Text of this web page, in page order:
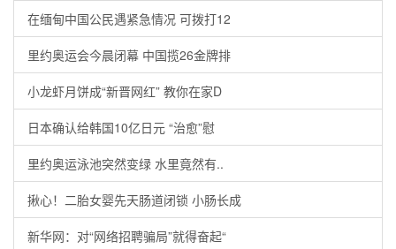
在缅甸中国公民遇紧急情况 可拨打12
里约奥运会今晨闭幕 中国揽26金牌排
小龙虾月饼成“新晋网红” 教你在家D
日本确认给韩国10亿日元 “治愈”慰
里约奥运泳池突然变绿 水里竟然有..
揪心！二胎女婴先天肠道闭锁 小肠长成
新华网：对“网络招聘骗局”就得奋起“